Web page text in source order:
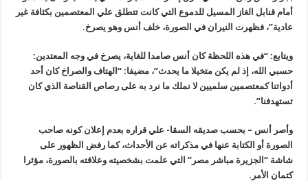
أمام قنابل الغاز المسيل للدموع التي كانت تتطلق علي المعتصمين بكثافة غير
عادية”، فظهرت النيران في الصورة، خلف أنس وهو يصرخ.
ويتابع: “في هذه اللحظة كان أنس صامدا للغاية، يصرخ في وجه المعتدين:
حسبي الله، إذ لم يكن متخيلا ما يحدث”، مضيفا: “الهتاف والصراخ كان أحد
أدواتنا كمعتصمين سلميين لا نملك ما نرد به على رصاص القناصة الذي كان
تستهدفنا”.
وأصر أنس – بحسب صديقه السقا- علي قراره بعدم إعلان كونه صاحب
الصورة أو الكتابة عنها في مذكراته عن الأحداث، كما رفض الظهور على
شاشة “الجزيرة مباشر مصر” التي علمت بشخصيته وعلاقته بالصورة، مؤثرا
كتمان الأمر.